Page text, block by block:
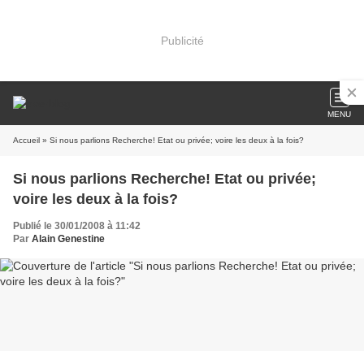
Publicité
MENU
Accueil » Si nous parlions Recherche! Etat ou privée; voire les deux à la fois?
Si nous parlions Recherche! Etat ou privée;
voire les deux à la fois?
Publié le 30/01/2008 à 11:42
Par Alain Genestine